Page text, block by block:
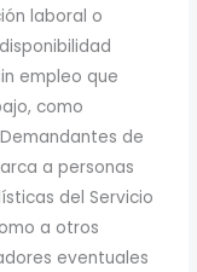
laboral o
empleo que
como
de
a personas
del Servicio
a otros
eventuales